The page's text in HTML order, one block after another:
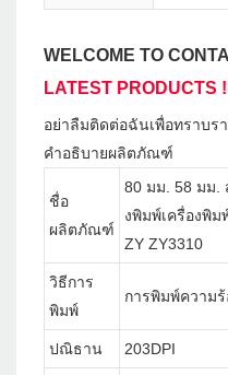
WELCOME TO
LATEST PRODUCTS
อย่าลืมติดต่อฉันเพื่อทราบรา
คำอธิบายผลิตภัณฑ์
ชื่อ
ผลิตภัณฑ์
80 มม. 58 มม.
งพิมพ์เครื่องพิม
ZY ZY3310
วิธีการ
พิมพ์
การพิมพ์ความ
ปณิธาน 203DPI